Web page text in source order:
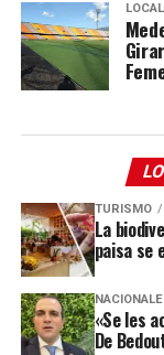
TURISMO
La
paisa se
«Se les
De